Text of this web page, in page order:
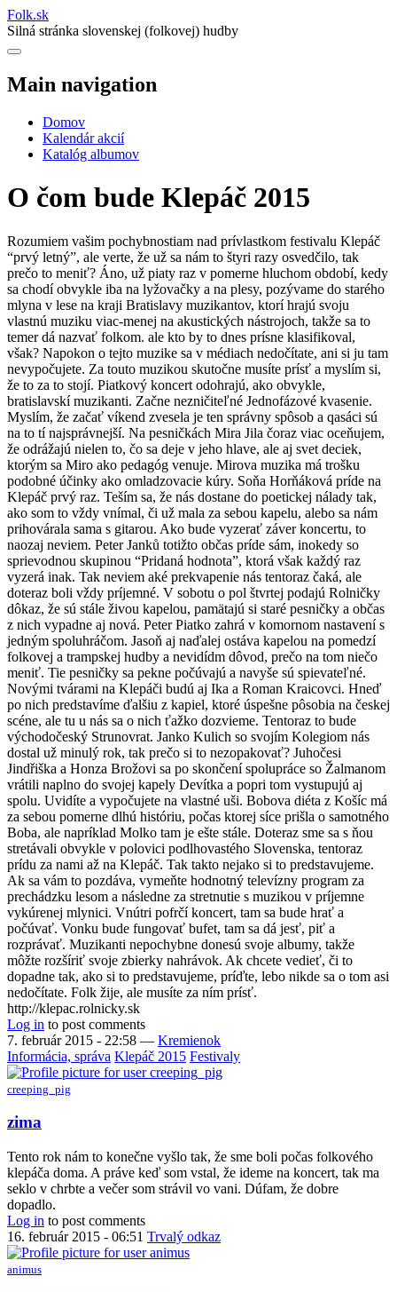
Folk.sk
Silná stránka slovenskej (folkovej) hudby
Main navigation
Domov
Kalendár akcií
Katalóg albumov
O čom bude Klepáč 2015
Rozumiem vašim pochybnostiam nad prívlastkom festivalu Klepáč
“prvý letný”, ale verte, že už sa nám to štyri razy osvedčilo, tak
prečo to meniť? Áno, už piaty raz v pomerne hluchom období, kedy
sa chodí obvykle iba na lyžovačky a na plesy, pozývame do starého
mlyna v lese na kraji Bratislavy muzikantov, ktorí hrajú svoju
vlastnú muziku viac-menej na akustických nástrojoch, takže sa to
temer dá nazvať folkom. ale kto by to dnes prísne klasifikoval,
však? Napokon o tejto muzike sa v médiach nedočítate, ani si ju tam
nevypočujete. Za touto muzikou skutočne musíte prísť a myslím si,
že to za to stojí. Piatkový koncert odohrajú, ako obvykle,
bratislavskí muzikanti. Začne nezničiteľné Jednofázové kvasenie.
Myslím, že začať víkend zvesela je ten správny spôsob a qasáci sú
na to tí najsprávnejší. Na pesničkách Mira Jila čoraz viac oceňujem,
že odrážajú nielen to, čo sa deje v jeho hlave, ale aj svet deciek,
ktorým sa Miro ako pedagóg venuje. Mirova muzika má trošku
podobné účinky ako omladzovacie kúry. Soňa Horňáková príde na
Klepáč prvý raz. Teším sa, že nás dostane do poetickej nálady tak,
ako som to vždy vnímal, či už mala za sebou kapelu, alebo sa nám
prihovárala sama s gitarou. Ako bude vyzerať záver koncertu, to
naozaj neviem. Peter Janků totižto občas príde sám, inokedy so
sprievodnou skupinou “Pridaná hodnota”, ktorá však každý raz
vyzerá inak. Tak neviem aké prekvapenie nás tentoraz čaká, ale
doteraz boli vždy príjemné. V sobotu o pol štvrtej podajú Rolničky
dôkaz, že sú stále živou kapelou, pamätajú si staré pesničky a občas
z nich vypadne aj nová. Peter Piatko zahrá v komornom nastavení s
jedným spoluhráčom. Jasoň aj naďalej ostáva kapelou na pomedzí
folkovej a trampskej hudby a nevidídm dôvod, prečo na tom niečo
meniť. Tie pesničky sa pekne počúvajú a navyše sú spievateľné.
Novými tvárami na Klepáči budú aj Ika a Roman Kraicovci. Hneď
po nich predstavíme ďalšiu z kapiel, ktoré úspešne pôsobia na českej
scéne, ale tu u nás sa o nich ťažko dozvieme. Tentoraz to bude
východočeský Strunovrat. Janko Kulich so svojím Kolegiom nás
dostal už minulý rok, tak prečo si to nezopakovať? Juhočesi
Jindřiška a Honza Brožovi sa po skončení spolupráce so Žalmanom
vrátili naplno do svojej kapely Devítka a popri tom vystupujú aj
spolu. Uvidíte a vypočujete na vlastné uši. Bobova diéta z Košíc má
za sebou pomerne dlhú históriu, počas ktorej síce prišla o samotného
Boba, ale napríklad Molko tam je ešte stále. Doteraz sme sa s ňou
stretávali obvykle v polovici podlhovastého Slovenska, tentoraz
prídu za nami až na Klepáč. Tak takto nejako si to predstavujeme.
Ak sa vám to pozdáva, vymeňte hodnotný televízny program za
prechádzku lesom a následne za stretnutie s muzikou v príjemne
vykúrenej mlynici. Vnútri pofrčí koncert, tam sa bude hrať a
počúvať. Vonku bude fungovať bufet, tam sa dá jesť, piť a
rozprávať. Muzikanti nepochybne donesú svoje albumy, takže
môžte rozšíriť svoje zbierky nahrávok. Ak chcete vedieť, či to
dopadne tak, ako si to predstavujeme, príďte, lebo nikde sa o tom asi
nedočítate. Folk žije, ale musíte za ním prísť.
http://klepac.rolnicky.sk
Log in to post comments
7. február 2015 - 22:58 — Kremienok
Informácia, správa Klepáč 2015 Festivaly
creeping_pig
zima
Tento rok nám to konečne vyšlo tak, že sme boli počas folkového
klepáča doma. A práve keď som vstal, že ideme na koncert, tak ma
seklo v chrbte a večer som strávil vo vani. Dúfam, že dobre
dopadlo.
Log in to post comments
16. február 2015 - 06:51 Trvalý odkaz
animus